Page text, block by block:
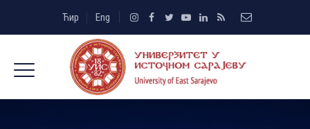
Ћир Eng